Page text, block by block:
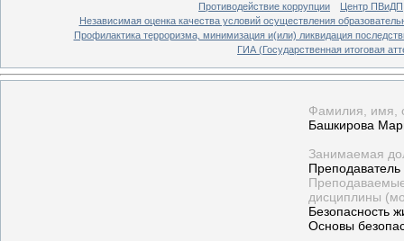
Противодействие коррупции
Центр ПВиДП
Независимая оценка качества условий осуществления
Профилактика терроризма, минимизация и(или) ликвидация
ГИА (Государственная итоговая
Фамилия, имя,
Башкирова
Занимаемая
Преподаватель
дисциплины
Безопасность
Основы